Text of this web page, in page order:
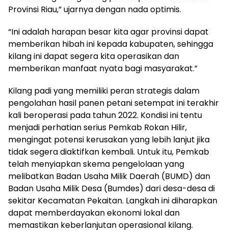
Provinsi Riau,” ujarnya dengan nada optimis.
“Ini adalah harapan besar kita agar provinsi dapat
memberikan hibah ini kepada kabupaten, sehingga
kilang ini dapat segera kita operasikan dan
memberikan manfaat nyata bagi masyarakat.”
Kilang padi yang memiliki peran strategis dalam
pengolahan hasil panen petani setempat ini terakhir
kali beroperasi pada tahun 2022. Kondisi ini tentu
menjadi perhatian serius Pemkab Rokan Hilir,
mengingat potensi kerusakan yang lebih lanjut jika
tidak segera diaktifkan kembali. Untuk itu, Pemkab
telah menyiapkan skema pengelolaan yang
melibatkan Badan Usaha Milik Daerah (BUMD) dan
Badan Usaha Milik Desa (Bumdes) dari desa-desa di
sekitar Kecamatan Pekaitan. Langkah ini diharapkan
dapat memberdayakan ekonomi lokal dan
memastikan keberlanjutan operasional kilang.